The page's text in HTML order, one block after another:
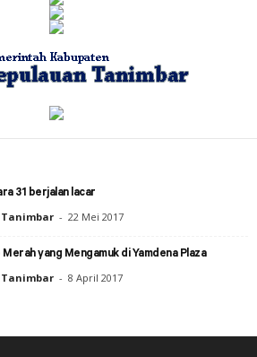
31 berjalan lacar
Tanimbar - 22 Mei 2017
yang Mengamuk di Yamdena Plaza
Tanimbar - 8 April 2017